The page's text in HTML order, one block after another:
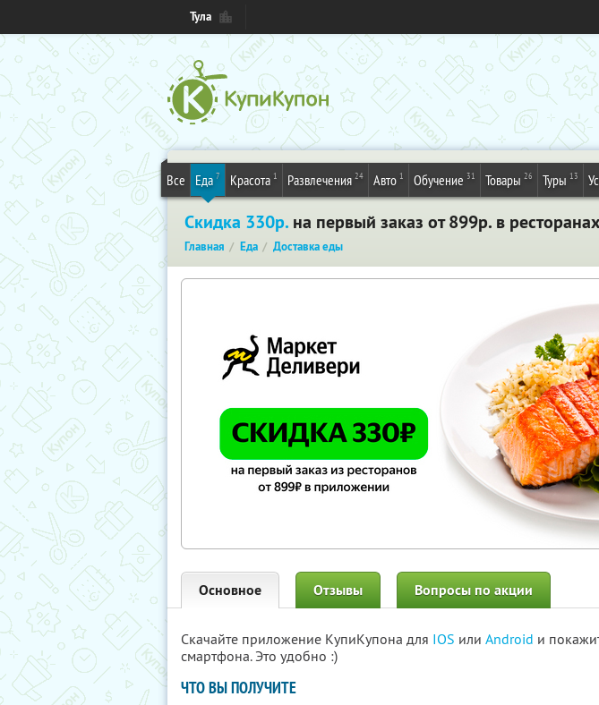
Тула
Все Еда 7 Красота 1 Развлечения 24 Авто 1 Обучение 31 Товары 26 Туры 13
Скидка 330р. на первый заказ от 899р. в
Главная Еда Доставка еды
Основное Отзывы Вопросы по акции
Скачайте приложение КупиКупона для IOS или Android и
смартфона. Это удобно :)
ЧТО ВЫ ПОЛУЧИТЕ